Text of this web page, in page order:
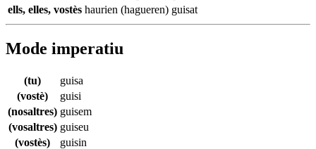
ells, elles, vostès haurien (hagueren) guisat
Mode imperatiu
(tu)
guisa
(vostè)
guisi
(nosaltres) guisem
(vosaltres) guiseu
(vostès)
guisin